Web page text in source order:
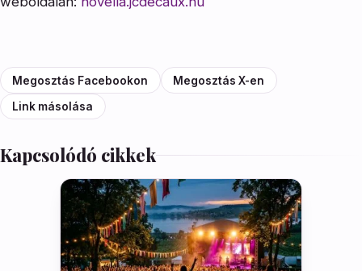
Megosztás Facebookon Megosztás X-en
Link másolása
Kapcsolódó cikkek